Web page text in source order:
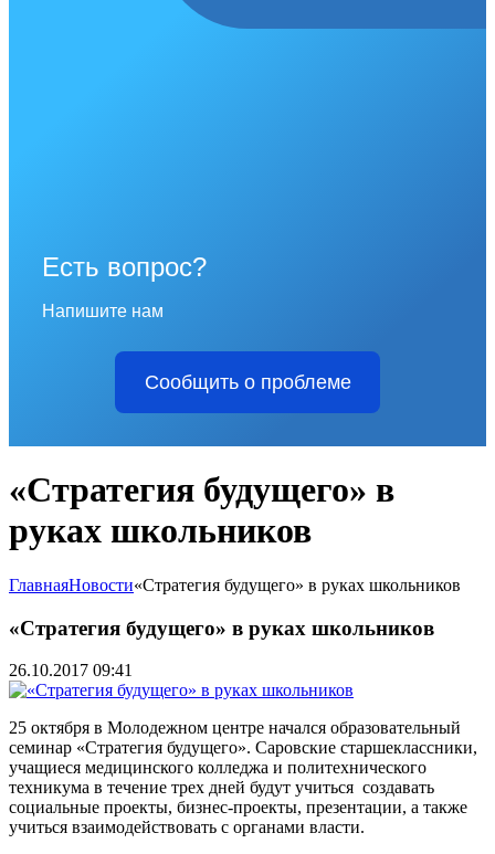
Есть вопрос?
Напишите нам
Сообщить о проблеме
«Стратегия будущего» в
руках школьников
ГлавнаяНовости«Стратегия будущего» в руках школьников
«Стратегия будущего» в руках школьников
26.10.2017 09:41
25 октября в Молодежном центре начался образовательный
семинар «Стратегия будущего». Саровские старшеклассники,
учащиеся медицинского колледжа и политехнического
техникума в течение трех дней будут учиться создавать
социальные проекты, бизнес-проекты, презентации, а также
учиться взаимодействовать с органами власти.